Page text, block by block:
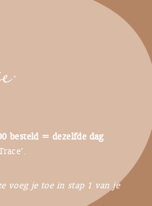
besteld = dezelfde dag
voeg je toe in stap 1 van je